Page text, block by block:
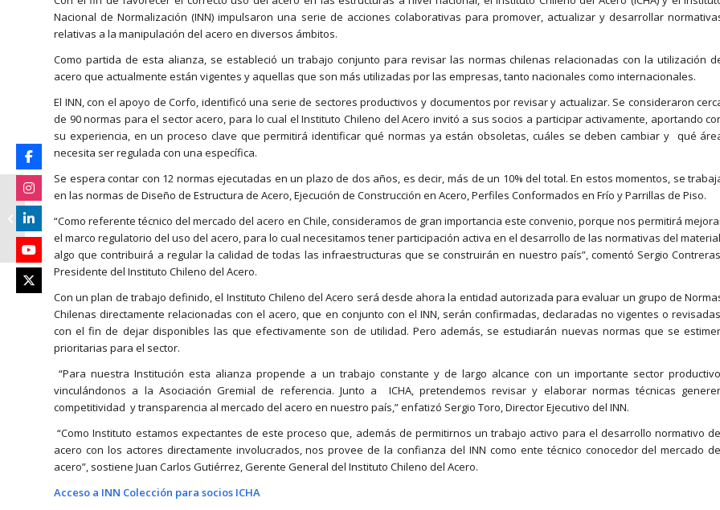
Nacional de Normalización (INN) impulsaron una serie de acciones colaborativas para promover, actualizar y desarrollar
relativas a la manipulación del acero en diversos ámbitos.
Como partida de esta alianza, se estableció un trabajo conjunto para revisar las normas chilenas relacionadas con la utilización
acero que actualmente están vigentes y aquellas que son más utilizadas por las empresas, tanto nacionales como internacionales.
El INN, con el apoyo de Corfo, identificó una serie de sectores productivos y documentos por revisar y actualizar. Se consideraron
de 90 normas para el sector acero, para lo cual el Instituto Chileno del Acero invitó a sus socios a participar activamente, aportando
su experiencia, en un proceso clave que permitirá identificar qué normas ya están obsoletas, cuáles se deben cambiar y qué
necesita ser regulada con una específica.
Se espera contar con 12 normas ejecutadas en un plazo de dos años, es decir, más de un 10% del total. En estos momentos, se
en las normas de Diseño de Estructura de Acero, Ejecución de Construcción en Acero, Perfiles Conformados en Frío y Parrillas de Piso.
“Como referente técnico del mercado del acero en Chile, consideramos de gran importancia este convenio, porque nos permitirá
el marco regulatorio del uso del acero, para lo cual necesitamos tener participación activa en el desarrollo de las normativas del
algo que contribuirá a regular la calidad de todas las infraestructuras que se construirán en nuestro país”, comentó Sergio
Presidente del Instituto Chileno del Acero.
Con un plan de trabajo definido, el Instituto Chileno del Acero será desde ahora la entidad autorizada para evaluar un grupo de
Chilenas directamente relacionadas con el acero, que en conjunto con el INN, serán confirmadas, declaradas no vigentes o
con el fin de dejar disponibles las que efectivamente son de utilidad. Pero además, se estudiarán nuevas normas que se
prioritarias para el sector.
“Para nuestra Institución esta alianza propende a un trabajo constante y de largo alcance con un importante sector
vinculándonos a la Asociación Gremial de referencia. Junto a ICHA, pretendemos revisar y elaborar normas técnicas
competitividad y transparencia al mercado del acero en nuestro país,” enfatizó Sergio Toro, Director Ejecutivo del INN.
“Como Instituto estamos expectantes de este proceso que, además de permitirnos un trabajo activo para el desarrollo normativo
acero con los actores directamente involucrados, nos provee de la confianza del INN como ente técnico conocedor del mercado
acero”, sostiene Juan Carlos Gutiérrez, Gerente General del Instituto Chileno del Acero.
Acceso a INN Colección para socios ICHA
Las nuevas
construcción para
adaptarse a las
oficinas ver...